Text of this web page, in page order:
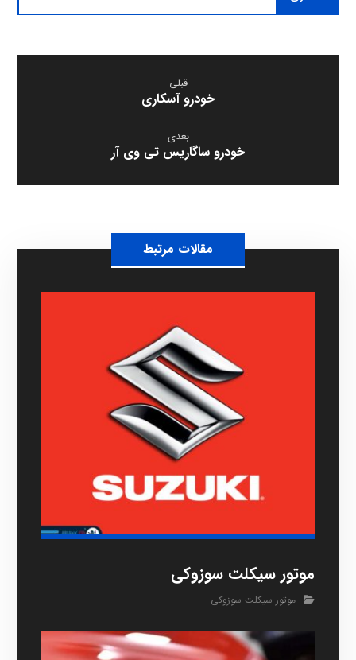
قبلی
خودرو آسکاری
بعدی
خودرو ساگاریس تی وی آر
مقالات مرتبط
موتور سیکلت سوزوکی
موتور سیکلت سوزوکی